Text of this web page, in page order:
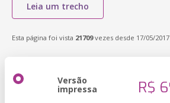
Leia um trecho
Esta página foi vista 21709vezes desde 17/05/2017
Versão
impressa R$